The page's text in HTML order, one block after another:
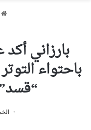
بارزاني
باحتواء